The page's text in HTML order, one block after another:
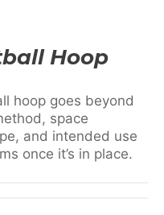
Hoop
hoop goes beyond
space
and intended use
once it’s in place.